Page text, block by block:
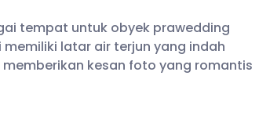
tempat untuk obyek prawedding
latar air terjun yang indah
kesan foto yang romantis